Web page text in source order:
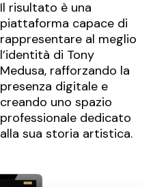
Il risultato è una
piattaforma capace di
rappresentare al meglio
l’identità di Tony
Medusa, rafforzando la
presenza digitale e
creando uno spazio
professionale dedicato
alla sua storia artistica.